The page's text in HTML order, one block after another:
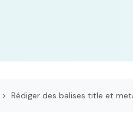
Rédiger des balises title et